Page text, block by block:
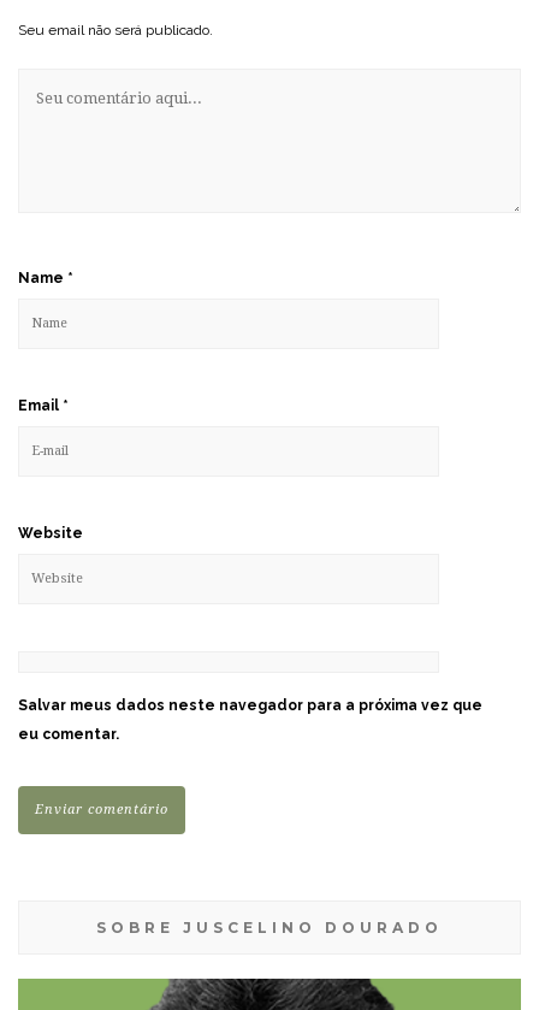
Seu email não será publicado.
Name *
Email *
Website
Salvar meus dados neste navegador para a próxima vez que
eu comentar.
SOBRE JUSCELINO DOURADO